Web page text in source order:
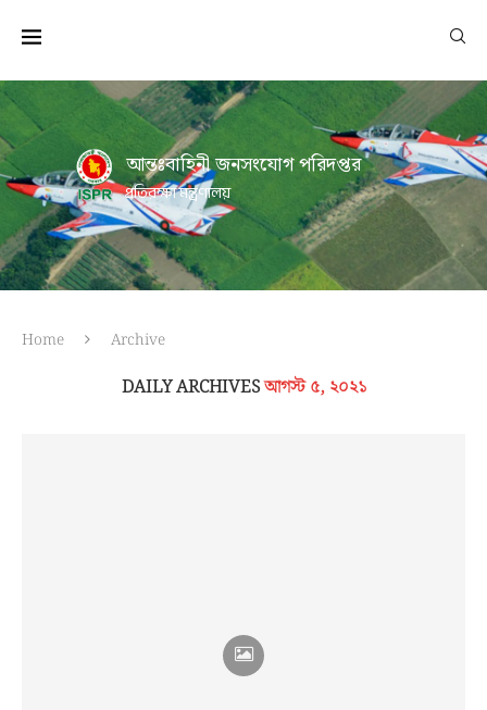
আন্তঃবাহিনী জনসংযোগ পরিদপ্তর
প্রতিরক্ষা মন্ত্রণালয়
Home Archive
DAILY ARCHIVESআগস্ট ৫, ২০২১